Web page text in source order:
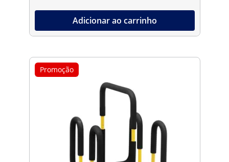
Adicionar ao carrinho
Promoção